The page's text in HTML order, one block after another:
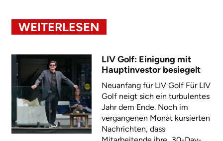
WEITERLESEN
LIV Golf: Einigung mit
Hauptinvestor besiegelt
Neuanfang für LIV Golf Für LIV
Golf neigt sich ein turbulentes
Jahr dem Ende. Noch im
vergangenen Monat kursierten
Nachrichten, dass